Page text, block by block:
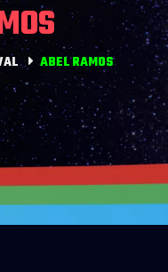
ABEL RAMOS